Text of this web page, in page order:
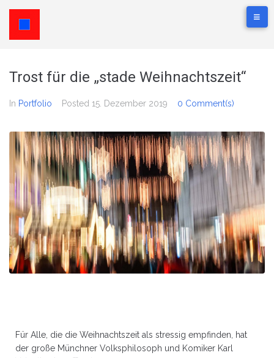
Trost für die „stade Weihnachtszeit“
In Portfolio Posted 15. Dezember 2019 0 Comment(s)
Für Alle, die die Weihnachtszeit als stressig empfinden, hat
der große Münchner Volksphilosoph und Komiker Karl